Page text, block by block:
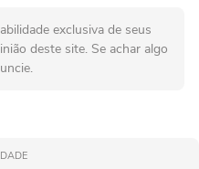
exclusiva de seus
deste site. Se achar algo